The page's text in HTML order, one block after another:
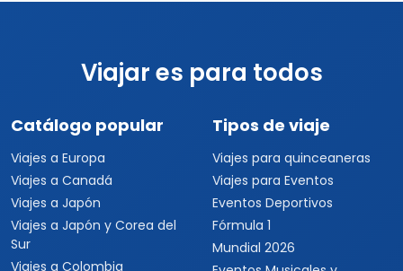
Viajar es para todos
Catálogo popular
Viajes a Europa
Viajes a Canadá
Viajes a Japón
Viajes a Japón y Corea del
Sur
Viajes a Colombia
Tipos de viaje
Viajes para quinceaneras
Viajes para Eventos
Eventos Deportivos
Fórmula 1
Mundial 2026